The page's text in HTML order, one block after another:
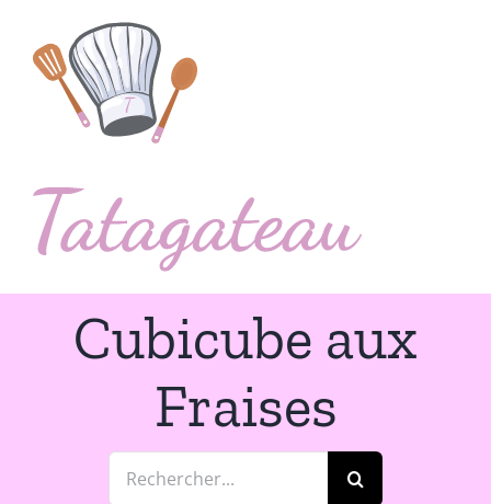
contenu
Cubicube aux
Fraises
Rechercher: